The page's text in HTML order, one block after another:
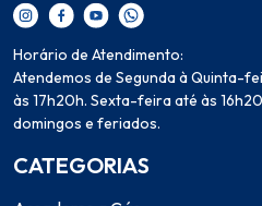
Horário de Atendimento:
Atendemos de Segunda à Quinta-
às 17h20h. Sexta-feira até às
domingos e feriados.
CATEGORIAS